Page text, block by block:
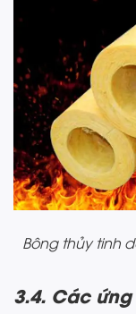
Bông thủy tinh
3.4. Các